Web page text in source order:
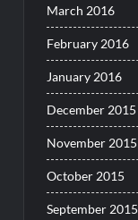
March 2016
February 2016
January 2016
December 2015
November 2015
October 2015
September 2015